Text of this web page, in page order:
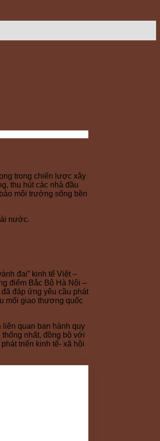
trong chiến lược xây
thu hút các nhà đầu
môi trường sống bền
nước.
đai” kinh tế Việt –
điểm Bắc Bộ Hà Nội –
đáp ứng yêu cầu phát
mối giao thương quốc
quan ban hành quy
nhất, đồng bộ với
triển kinh tế- xã hội